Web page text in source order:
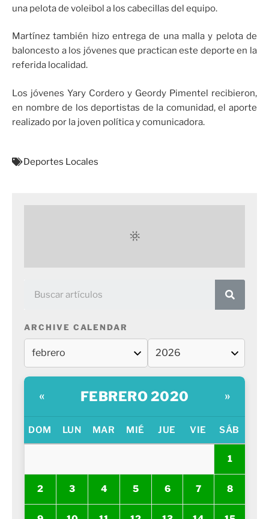
una pelota de voleibol a los cabecillas del equipo.
Martínez también hizo entrega de una malla y pelota de
baloncesto a los jóvenes que practican este deporte en la
referida localidad.
Los jóvenes Yary Cordero y Geordy Pimentel recibieron,
en nombre de los deportistas de la comunidad, el aporte
realizado por la joven política y comunicadora.
Deportes Locales
ARCHIVE CALENDAR
« FEBRERO 2020 »
DOM LUN MAR MIÉ JUE VIE SÁB
1
2 3 4 5 6 7 8